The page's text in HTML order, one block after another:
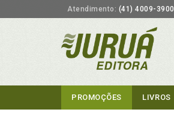
Atendimento: (41) 4009-3900
PROMOÇÕES LIVROS